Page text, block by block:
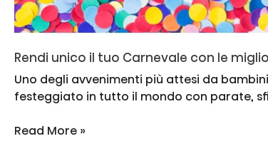
Rendi unico il tuo Carnevale con le
Uno degli avvenimenti più attesi da
festeggiato in tutto il mondo con parate,
Rendi
Read More »